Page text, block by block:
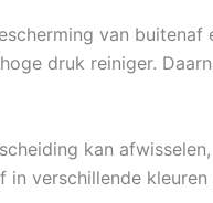
van
druk reiniger.
kan
verschillende